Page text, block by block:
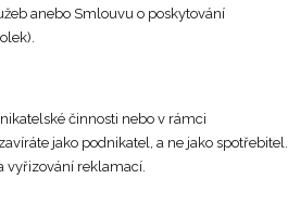
anebo Smlouvu o poskytování
činnosti nebo v rámci
jako podnikatel, a ne jako spotřebitel.
vyřizování reklamací.